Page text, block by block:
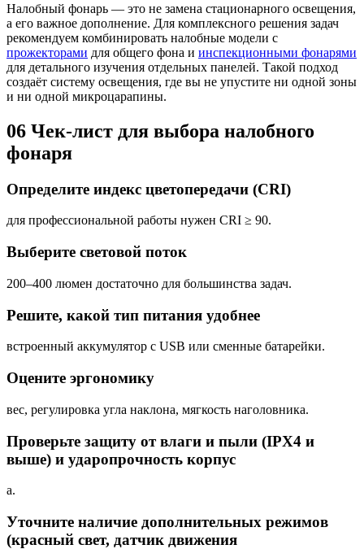
Налобный фонарь — это не замена стационарного освещения,
а его важное дополнение. Для комплексного решения задач
рекомендуем комбинировать налобные модели с
прожекторами для общего фона и инспекционными фонарями
для детального изучения отдельных панелей. Такой подход
создаёт систему освещения, где вы не упустите ни одной зоны
и ни одной микроцарапины.
06 Чек-лист для выбора налобного
фонаря
Определите индекс цветопередачи (CRI)
для профессиональной работы нужен CRI ≥ 90.
Выберите световой поток
200–400 люмен достаточно для большинства задач.
Решите, какой тип питания удобнее
встроенный аккумулятор с USB или сменные батарейки.
Оцените эргономику
вес, регулировка угла наклона, мягкость наголовника.
Проверьте защиту от влаги и пыли (IPX4 и
выше) и ударопрочность корпус
а.
Уточните наличие дополнительных режимов
(красный свет, датчик движения